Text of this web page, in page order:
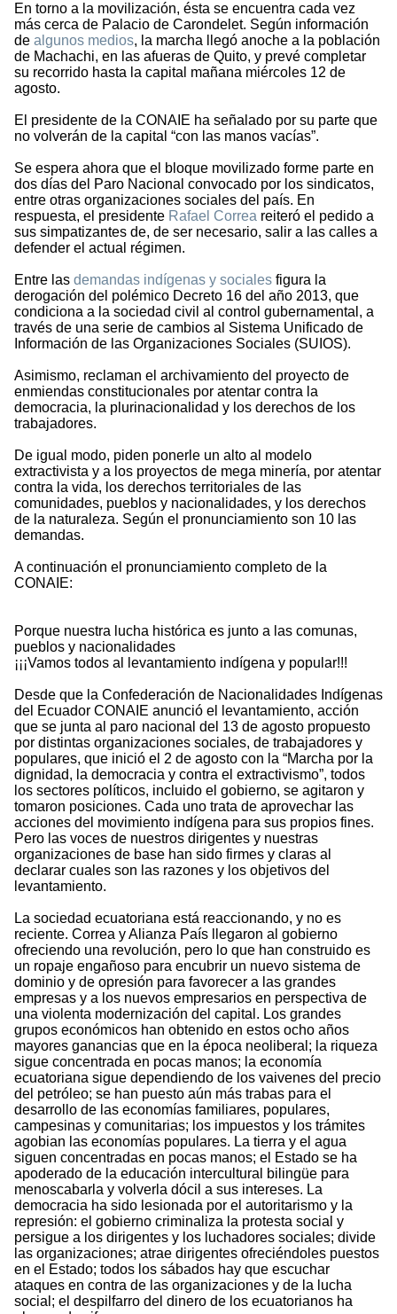
En torno a la movilización, ésta se encuentra cada vez
más cerca de Palacio de Carondelet. Según información
de algunos medios, la marcha llegó anoche a la población
de Machachi, en las afueras de Quito, y prevé completar
su recorrido hasta la capital mañana miércoles 12 de
agosto.
El presidente de la CONAIE ha señalado por su parte que
no volverán de la capital “con las manos vacías”.
Se espera ahora que el bloque movilizado forme parte en
dos días del Paro Nacional convocado por los sindicatos,
entre otras organizaciones sociales del país. En
respuesta, el presidente Rafael Correa reiteró el pedido a
sus simpatizantes de, de ser necesario, salir a las calles a
defender el actual régimen.
Entre las demandas indígenas y sociales figura la
derogación del polémico Decreto 16 del año 2013, que
condiciona a la sociedad civil al control gubernamental, a
través de una serie de cambios al Sistema Unificado de
Información de las Organizaciones Sociales (SUIOS).
Asimismo, reclaman el archivamiento del proyecto de
enmiendas constitucionales por atentar contra la
democracia, la plurinacionalidad y los derechos de los
trabajadores.
De igual modo, piden ponerle un alto al modelo
extractivista y a los proyectos de mega minería, por atentar
contra la vida, los derechos territoriales de las
comunidades, pueblos y nacionalidades, y los derechos
de la naturaleza. Según el pronunciamiento son 10 las
demandas.
A continuación el pronunciamiento completo de la
CONAIE:
Porque nuestra lucha histórica es junto a las comunas,
pueblos y nacionalidades
¡¡¡Vamos todos al levantamiento indígena y popular!!!
Desde que la Confederación de Nacionalidades Indígenas
del Ecuador CONAIE anunció el levantamiento, acción
que se junta al paro nacional del 13 de agosto propuesto
por distintas organizaciones sociales, de trabajadores y
populares, que inició el 2 de agosto con la “Marcha por la
dignidad, la democracia y contra el extractivismo”, todos
los sectores políticos, incluido el gobierno, se agitaron y
tomaron posiciones. Cada uno trata de aprovechar las
acciones del movimiento indígena para sus propios fines.
Pero las voces de nuestros dirigentes y nuestras
organizaciones de base han sido firmes y claras al
declarar cuales son las razones y los objetivos del
levantamiento.
La sociedad ecuatoriana está reaccionando, y no es
reciente. Correa y Alianza País llegaron al gobierno
ofreciendo una revolución, pero lo que han construido es
un ropaje engañoso para encubrir un nuevo sistema de
dominio y de opresión para favorecer a las grandes
empresas y a los nuevos empresarios en perspectiva de
una violenta modernización del capital. Los grandes
grupos económicos han obtenido en estos ocho años
mayores ganancias que en la época neoliberal; la riqueza
sigue concentrada en pocas manos; la economía
ecuatoriana sigue dependiendo de los vaivenes del precio
del petróleo; se han puesto aún más trabas para el
desarrollo de las economías familiares, populares,
campesinas y comunitarias; los impuestos y los trámites
agobian las economías populares. La tierra y el agua
siguen concentradas en pocas manos; el Estado se ha
apoderado de la educación intercultural bilingüe para
menoscabarla y volverla dócil a sus intereses. La
democracia ha sido lesionada por el autoritarismo y la
represión: el gobierno criminaliza la protesta social y
persigue a los dirigentes y los luchadores sociales; divide
las organizaciones; atrae dirigentes ofreciéndoles puestos
en el Estado; todos los sábados hay que escuchar
ataques en contra de las organizaciones y de la lucha
social; el despilfarro del dinero de los ecuatorianos ha